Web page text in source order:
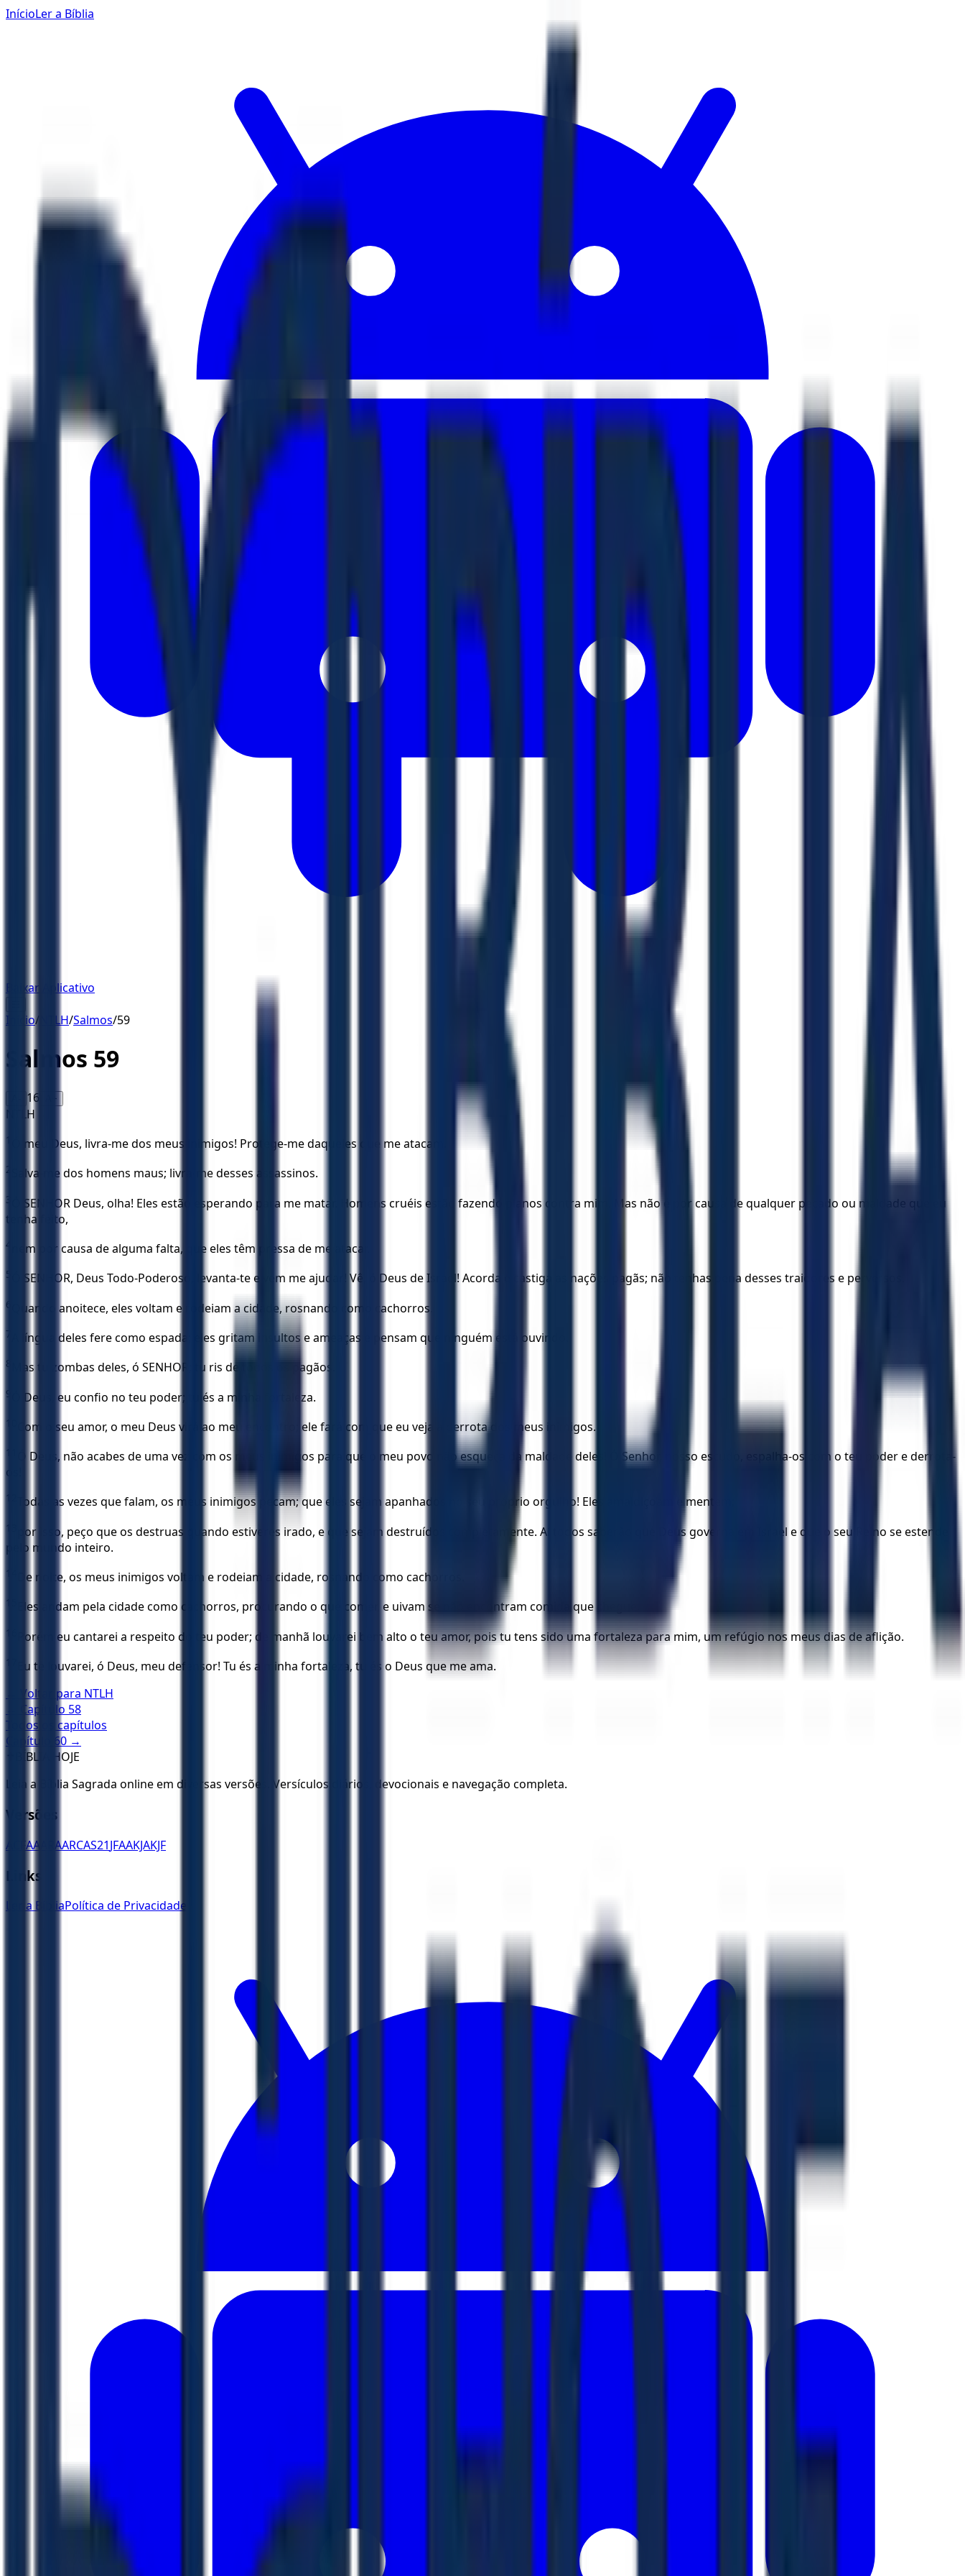
InícioLer a Bíblia
Baixar Aplicativo
Início/ NTLH/Salmos/59
Salmos 59
16 A+
NTLH
1 Ó meu Deus, livra-me dos meus inimigos! Protege-me daqueles que me atacam.
2 Salva-me dos homens maus; livra-me desses assassinos.
3
Ó SENHOR Deus, olha! Eles estão esperando para me matar. Homens cruéis estão fazendo planos contra mim. Mas não é por causa de qualquer pecado ou maldade que eu
tenha feito,
4 nem por causa de alguma falta, que eles têm pressa de me atacar.
5 Ó SENHOR, Deus Todo-Poderoso, levanta-te e vem me ajudar! Vê, ó Deus de Israel! Acorda e castiga as nações pagãs; não tenhas pena desses traidores e perversos.
6 Quando anoitece, eles voltam e rodeiam a cidade, rosnando como cachorros.
7 A língua deles fere como espada; eles gritam insultos e ameaças e pensam que ninguém está ouvindo.
8 Mas tu zombas deles, ó SENHOR; tu ris de todos os pagãos.
9 Ó Deus, eu confio no teu poder; tu és a minha fortaleza.
10 Com o seu amor, o meu Deus virá ao meu encontro; ele fará com que eu veja a derrota dos meus inimigos.
11
Ó Deus, não acabes de uma vez com os meus inimigos para que o meu povo não esqueça da maldade deles! Ó Senhor, nosso escudo, espalha-os com o teu poder e derrota-
os!
12 Todas as vezes que falam, os meus inimigos pecam; que eles sejam apanhados no seu próprio orgulho! Eles amaldiçoam e mentem;
13
por isso, peço que os destruas quando estiveres irado, e que sejam destruídos completamente. Aí todos saberão que Deus governa em Israel e que o seu Reino se estende
pelo mundo inteiro.
14 De noite, os meus inimigos voltam e rodeiam a cidade, rosnando como cachorros.
15 Eles andam pela cidade como cachorros, procurando o que comer, e uivam se não encontram comida que chegue.
16 Porém eu cantarei a respeito do teu poder; de manhã louvarei bem alto o teu amor, pois tu tens sido uma fortaleza para mim, um refúgio nos meus dias de aflição.
17
Eu te louvarei, ó Deus, meu defensor! Tu és a minha fortaleza, tu és o Deus que me ama.
← Voltar para NTLH
← Capítulo 58
Todos os capítulos
Capítulo
60 →
BÍBLIA HOJE
Leia a Bíblia Sagrada online em diversas versões. Versículos diários, devocionais e navegação completa.
Versões
ACFAA ARAARCAS21JFAAKJAKJF
Links
Ler a BíbliaPolítica de Privacidade